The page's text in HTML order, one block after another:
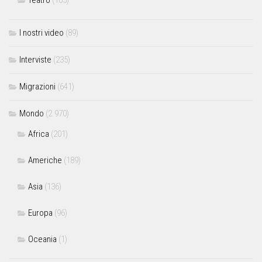
I nostri video (89)
Interviste (235)
Migrazioni (641)
Mondo (2.970)
Africa (201)
Americhe (189)
Asia (136)
Europa (96)
Oceania (1)